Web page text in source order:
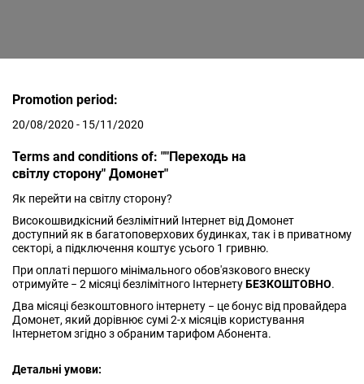
Promotion period:
20/08/2020 - 15/11/2020
Terms and conditions of: ""Переходь на
світлу сторону" Домонет"
Як перейти на світлу сторону?
Високошвидкісний безлімітний Інтернет від Домонет
доступний як в багатоповерхових будинках, так і в приватному
секторі, а підключення коштує усього 1 гривню.
При оплаті першого мінімального обов'язкового внеску
отримуйте − 2 місяці безлімітного ІнтернетуБЕЗКОШТОВНО.
Два місяці безкоштовного інтернету − це бонус від провайдера
Домонет, який дорівнює сумі 2-х місяців користування
Інтернетом згідно з обраним тарифом Абонента.
Детальні умови: